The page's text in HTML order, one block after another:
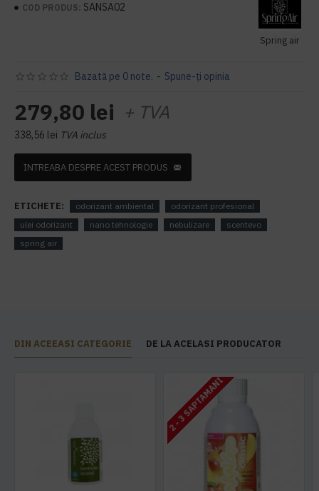
COD PRODUS: SANSA02
Spring air
Bazată pe 0 note. - Spune-ţi opinia
279,80 lei + TVA
338,56 lei TVA inclus
INTREABA DESPRE ACEST PRODUS
ETICHETE: odorizant ambiental
odorizant profesional
ulei odorizant
nano tehnologie nebulizare
scentevo
spring air
DIN ACEEASI CATEGORIE DE LA ACELASI PRODUCATOR
2 - 3 SAPTAMANI